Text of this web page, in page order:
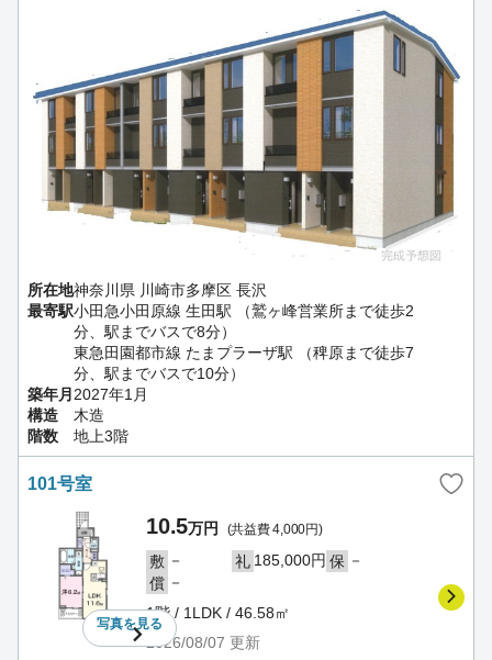
所在地神奈川県 川崎市多摩区 長沢
最寄駅小田急小田原線 生田駅 （鷲ヶ峰営業所まで徒歩2
分、駅までバスで8分）
東急田園都市線 たまプラーザ駅 （稗原まで徒歩7
分、駅までバスで10分）
築年月 2027年1月
構造
木造
階数
地上3階
101号室
写真を見る
10.5万円 (共益費 4,000円)
敷 － 礼 185,000円 保 －
償 －
1階 / 1LDK / 46.58㎡
2026/08/07 更新